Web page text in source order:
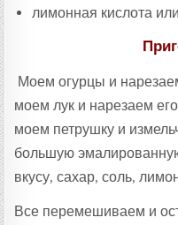
лимонная кислота
Моем огурцы и
моем лук и нарезаем
моем петрушку и
большую
вкусу, сахар, соль,
Все перемешиваем и